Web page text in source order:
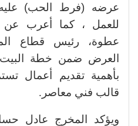
عرضه (فرط الحب)
للعمل ، كما أعرب عن
عطوة، رئيس قطاع
العرض ضمن خطة البيت
بأهمية تقديم أعمال
قالب فني معاصر .
ويؤكد المخرج عادل